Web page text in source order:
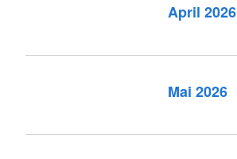
April 2026
Mai 2026